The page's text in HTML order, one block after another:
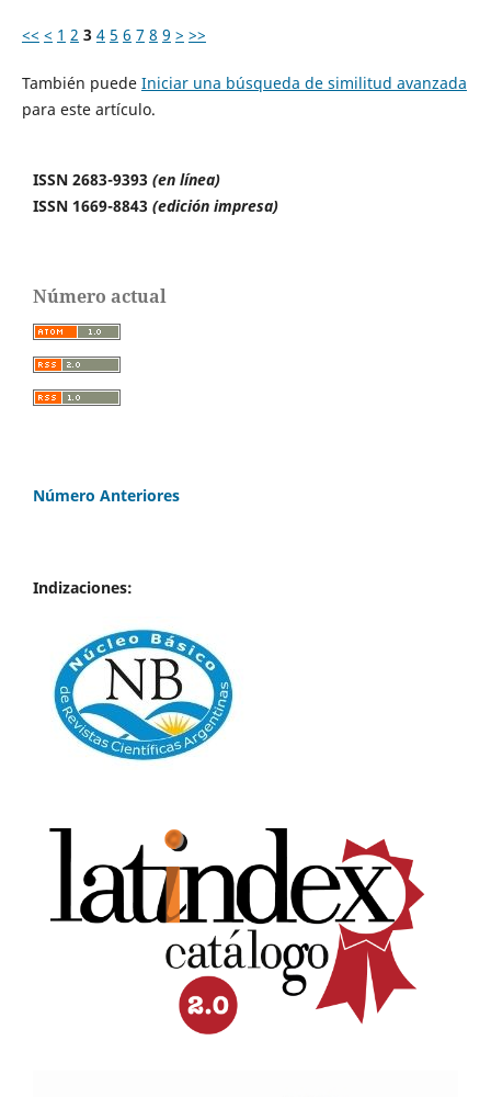
<< < 1 2 3 4 5 6 7 8 9 > >>
También puede Iniciar una búsqueda de similitud avanzada
para este artículo.
ISSN 2683-9393 (en línea)
ISSN 1669-8843 (edición impresa)
Número actual
Número Anteriores
Indizaciones: